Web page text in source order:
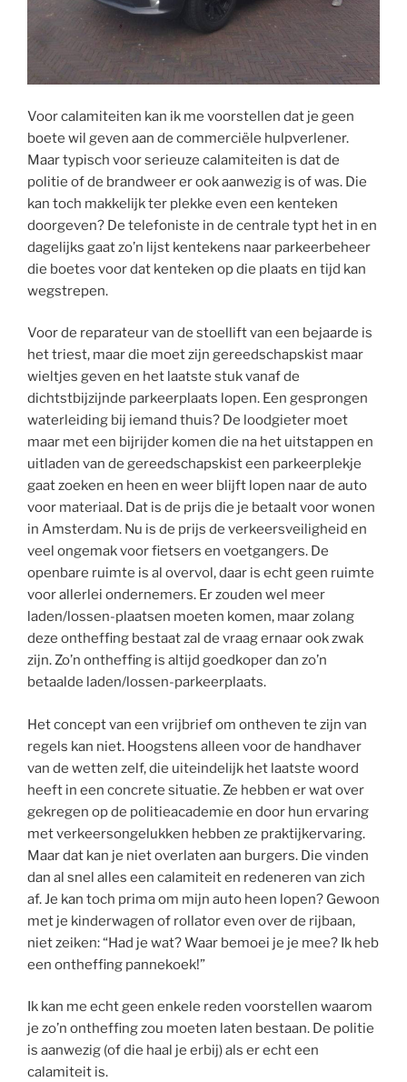
Voor calamiteiten kan ik me voorstellen dat je geen
boete wil geven aan de commerciële hulpverlener.
Maar typisch voor serieuze calamiteiten is dat de
politie of de brandweer er ook aanwezig is of was. Die
kan toch makkelijk ter plekke even een kenteken
doorgeven? De telefoniste in de centrale typt het in en
dagelijks gaat zo’n lijst kentekens naar parkeerbeheer
die boetes voor dat kenteken op die plaats en tijd kan
wegstrepen.
Voor de reparateur van de stoellift van een bejaarde is
het triest, maar die moet zijn gereedschapskist maar
wieltjes geven en het laatste stuk vanaf de
dichtstbijzijnde parkeerplaats lopen. Een gesprongen
waterleiding bij iemand thuis? De loodgieter moet
maar met een bijrijder komen die na het uitstappen en
uitladen van de gereedschapskist een parkeerplekje
gaat zoeken en heen en weer blijft lopen naar de auto
voor materiaal. Dat is de prijs die je betaalt voor wonen
in Amsterdam. Nu is de prijs de verkeersveiligheid en
veel ongemak voor fietsers en voetgangers. De
openbare ruimte is al overvol, daar is echt geen ruimte
voor allerlei ondernemers. Er zouden wel meer
laden/lossen-plaatsen moeten komen, maar zolang
deze ontheffing bestaat zal de vraag ernaar ook zwak
zijn. Zo’n ontheffing is altijd goedkoper dan zo’n
betaalde laden/lossen-parkeerplaats.
Het concept van een vrijbrief om ontheven te zijn van
regels kan niet. Hoogstens alleen voor de handhaver
van de wetten zelf, die uiteindelijk het laatste woord
heeft in een concrete situatie. Ze hebben er wat over
gekregen op de politieacademie en door hun ervaring
met verkeersongelukken hebben ze praktijkervaring.
Maar dat kan je niet overlaten aan burgers. Die vinden
dan al snel alles een calamiteit en redeneren van zich
af. Je kan toch prima om mijn auto heen lopen? Gewoon
met je kinderwagen of rollator even over de rijbaan,
niet zeiken: “Had je wat? Waar bemoei je je mee? Ik heb
een ontheffing pannekoek!”
Ik kan me echt geen enkele reden voorstellen waarom
je zo’n ontheffing zou moeten laten bestaan. De politie
is aanwezig (of die haal je erbij) als er echt een
calamiteit is.